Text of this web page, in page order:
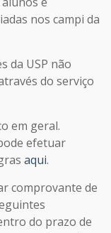
nos campi da
da USP não
do serviço
em geral.
efetuar
aqui.
comprovante de
do prazo de